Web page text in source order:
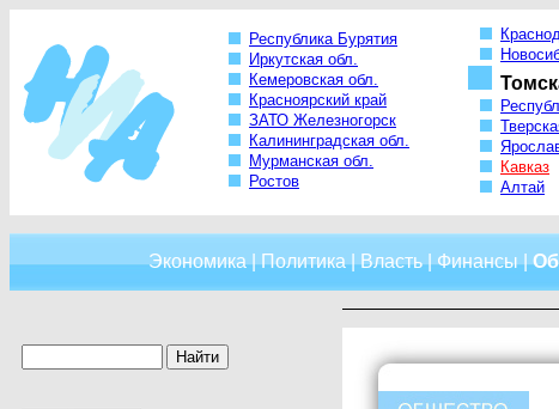
Республика Бурятия
Иркутская обл.
Кемеровская обл.
Красноярский край
ЗАТО Железногорск
Калининградская обл.
Мурманская обл.
Ростов
Кавказ
Алтай
Экономика|Политика|Власть|Финансы|